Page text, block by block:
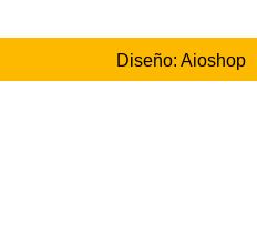
Diseño: Aioshop